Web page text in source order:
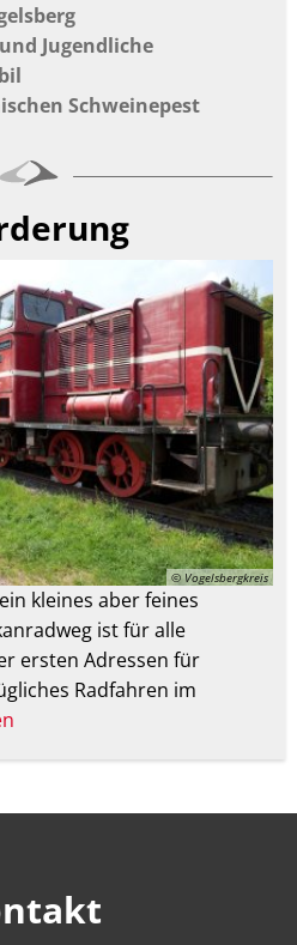
Jugendliche
Schweinepest
© Vogelsbergkreis
kleines aber feines
ist für alle
ersten Adressen für
Radfahren im